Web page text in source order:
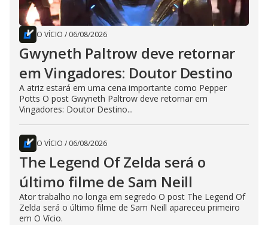
O VÍCIO / 06/08/2026
Gwyneth Paltrow deve retornar
em Vingadores: Doutor Destino
A atriz estará em uma cena importante como Pepper
Potts O post Gwyneth Paltrow deve retornar em
Vingadores: Doutor Destino...
O VÍCIO / 06/08/2026
The Legend Of Zelda será o
último filme de Sam Neill
Ator trabalho no longa em segredo O post The Legend Of
Zelda será o último filme de Sam Neill apareceu primeiro
em O Vício.